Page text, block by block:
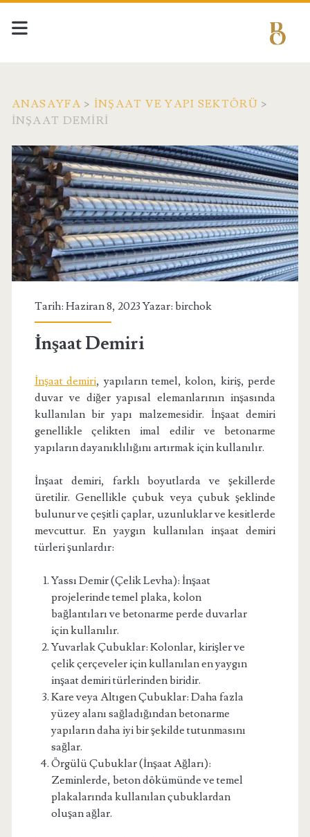
ANASAYFA > İNŞAAT VE YAPI SEKTÖRÜ >
İNŞAAT DEMIRI
Tarih: Haziran 8, 2023 Yazar: birchok
İnşaat Demiri
İnşaat demiri, yapıların temel, kolon, kiriş, perde
duvar ve diğer yapısal elemanlarının inşasında
kullanılan bir yapı malzemesidir. İnşaat demiri
genellikle çelikten imal edilir ve betonarme
yapıların dayanıklılığını artırmak için kullanılır.
İnşaat demiri, farklı boyutlarda ve şekillerde
üretilir. Genellikle çubuk veya çubuk şeklinde
bulunur ve çeşitli çaplar, uzunluklar ve kesitlerde
mevcuttur. En yaygın kullanılan inşaat demiri
türleri şunlardır:
Yassı Demir (Çelik Levha): İnşaat
projelerinde temel plaka, kolon
bağlantıları ve betonarme perde duvarlar
için kullanılır.
Yuvarlak Çubuklar: Kolonlar, kirişler ve
çelik çerçeveler için kullanılan en yaygın
inşaat demiri türlerinden biridir.
Kare veya Altıgen Çubuklar: Daha fazla
yüzey alanı sağladığından betonarme
yapıların daha iyi bir şekilde tutunmasını
sağlar.
Örgülü Çubuklar (İnşaat Ağları):
Zeminlerde, beton dökümünde ve temel
plakalarında kullanılan çubuklardan
oluşan ağlar.